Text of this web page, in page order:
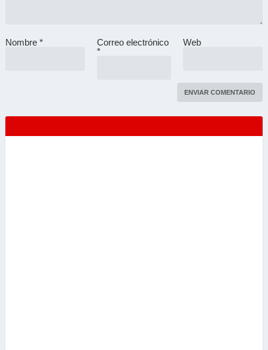
Nombre *
Correo electrónico
*
Web